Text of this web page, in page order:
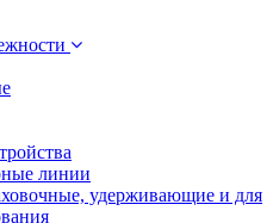
линии
удерживающие и для